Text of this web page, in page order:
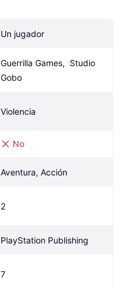
Un jugador
Guerrilla Games,  Studio
Gobo
Violencia
No
Aventura, Acción
2
PlayStation Publishing
7